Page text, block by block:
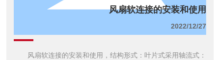
风扇软连接的安装和使用
2022/12/27
风扇软连接的安装和使用，结构形式：叶片式采用轴流式：